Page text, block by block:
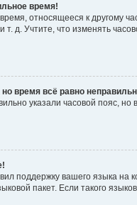
время!
относящееся к другому
т. д. Учтите, что изменять
время всё равно
указали часовой пояс,
поддержку вашего языка
пакет. Если такого